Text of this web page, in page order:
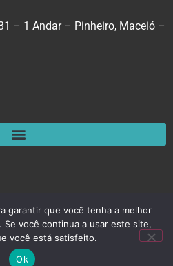
– 1 Andar – Pinheiro, Maceió –
All Rights Reserved.
garantir que você tenha a melhor
Se você continua a usar este site,
você está satisfeito.
Ok